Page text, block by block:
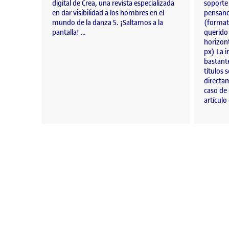
digital de Crea, una revista especializada
en dar visibilidad a los hombres en el
mundo de la danza 5. ¡Saltamos a la
pantalla! …
px) La
títulos
caso